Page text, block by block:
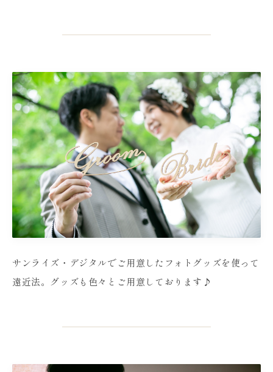
サンライズ・デジタルでご用意したフォトグッズを使って
遠近法。グッズも色々とご用意しております♪